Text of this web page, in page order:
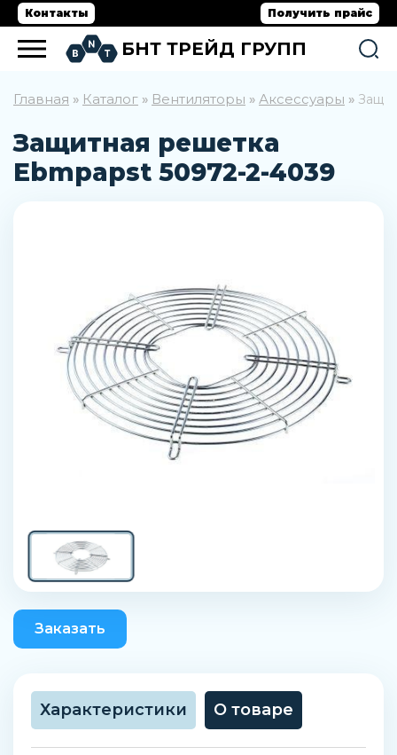
Контакты Получить прайс
БНТ ТРЕЙД ГРУПП
Главная » Каталог » Вентиляторы » Аксессуары »
Защитная решетка
Ebmpapst 50972-2-4039
Заказать
Характеристики О товаре